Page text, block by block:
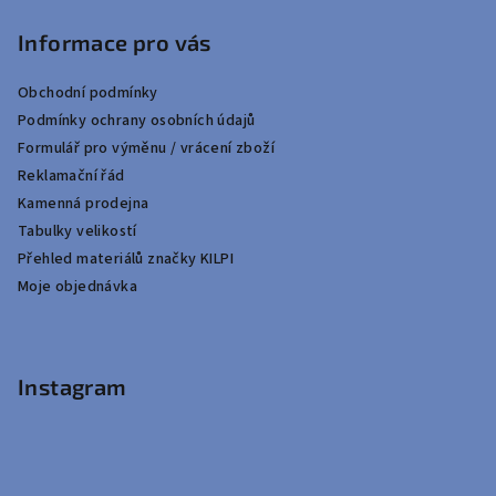
Informace pro vás
Obchodní podmínky
Podmínky ochrany osobních údajů
Formulář pro výměnu / vrácení zboží
Reklamační řád
Kamenná prodejna
Tabulky velikostí
Přehled materiálů značky KILPI
Moje objednávka
Instagram